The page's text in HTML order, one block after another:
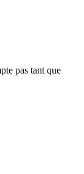
pas tant que